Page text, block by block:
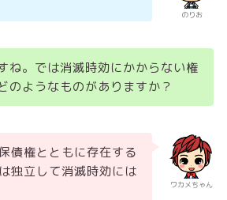
のりお
ね。では消滅時効にかからない権
のようなものがありますか？
ワカメちゃん
債権とともに存在する
独立して消滅時効には